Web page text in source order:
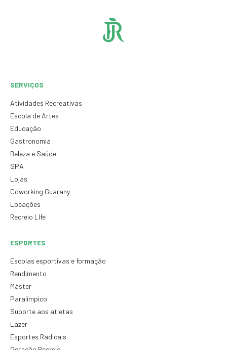
SERVIÇOS
Atividades Recreativas
Escola de Artes
Educação
Gastronomia
Beleza e Saúde
SPA
Lojas
Coworking Guarany
Locações
Recreio LIfe
ESPORTES
Escolas esportivas e formação
Rendimento
Máster
Paralímpico
Suporte aos atletas
Lazer
Esportes Radicais